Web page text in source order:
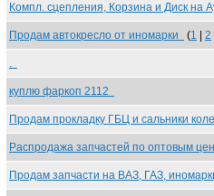
Компл. сцепления, Корзина и Диск
Продам автокресло от иномарки (1 2
.
куплю фаркоп 2112
Продам прокладку ГБЦ и сальники
Распродажа запчастей по оптовым
Продам запчасти на ВАЗ, ГАЗ,